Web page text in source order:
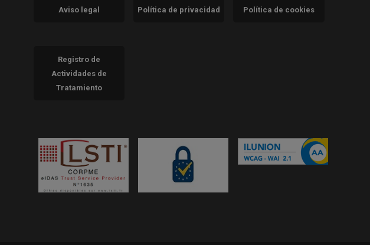
nueva)
ventana nueva)
(abre en ventana nueva)
nueva)
en ventana nueva)
en ventana nueva)
nueva)
Aviso legal Política de privacidad Política de cookies
Registro de
Actividades de
Tratamiento